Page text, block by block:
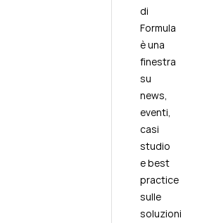
di
Formula
è una
finestra
su
news,
eventi,
casi
studio
e best
practice
sulle
soluzioni